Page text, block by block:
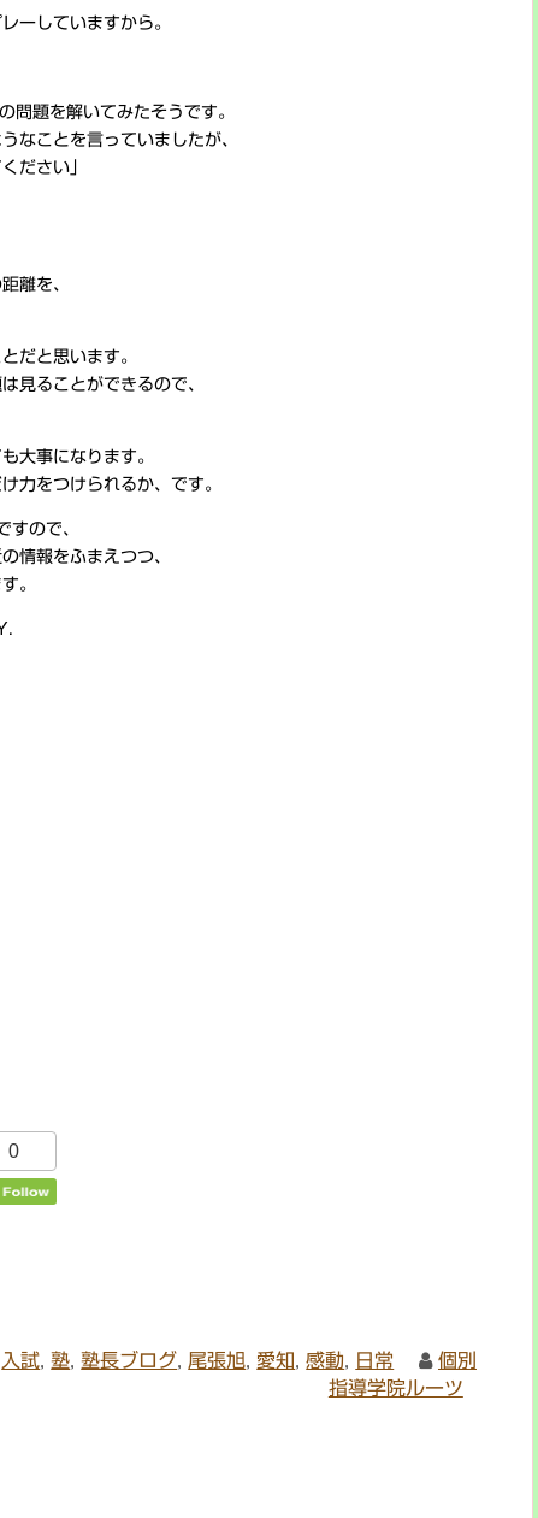
ーしていますから。
問題を解いてみたそうです。
なことを言っていましたが、
ださい」
離を、
だと思います。
見ることができるので、
大事になります。
力をつけられるか、です。
ので、
情報をふまえつつ、
。
0
入試 ,塾 ,塾長ブログ 尾張旭 愛知 ,感動 日常
個別
指導学院ルーツ